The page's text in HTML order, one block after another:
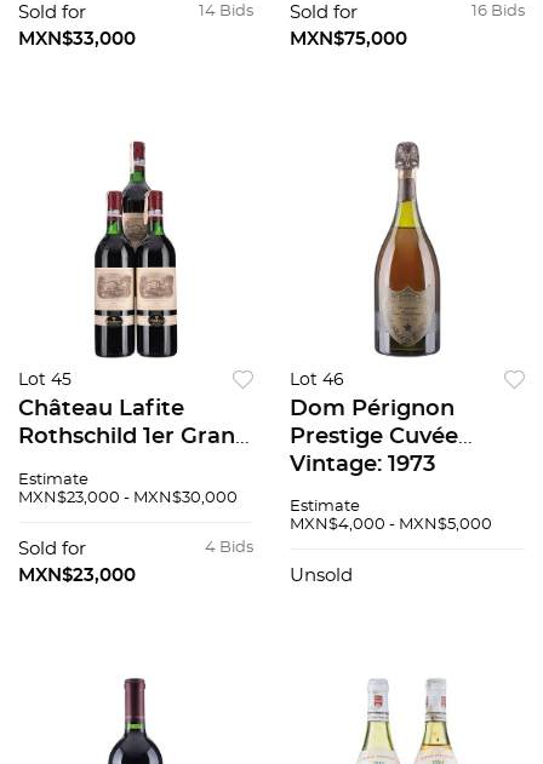
100
14 Bids
Sold for
MXN$33,000
Francia. Nivel: a 4.8
cm. 1500 ml
16 Bids
Sold for
MXN$75,000
Lot 45
Château Lafite
Rothschild 1er Grand
1985 Pauillac,
cuello Piezas: 3
94/100
Estimate
MXN$23,000 - MXN$30,000
4 Bids
Sold for
MXN$23,000
Lot 46
Dom Pérignon
Prestige Cuvée
Vintage: 1973
93 / 100
Estimate
MXN$4,000 - MXN$5,000
Unsold